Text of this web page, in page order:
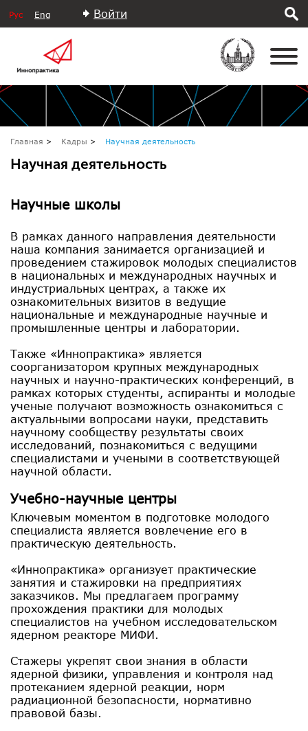
Рус Eng Войти
Главная Кадры Научная деятельность
Научная деятельность
Научные школы
В рамках данного направления деятельности
наша компания занимается организацией и
проведением стажировок молодых специалистов
в национальных и международных научных и
индустриальных центрах, а также их
ознакомительных визитов в ведущие
национальные и международные научные и
промышленные центры и лаборатории.
Также «Иннопрактика» является
соорганизатором крупных международных
научных и научно-практических конференций, в
рамках которых студенты, аспиранты и молодые
ученые получают возможность ознакомиться с
актуальными вопросами науки, представить
научному сообществу результаты своих
исследований, познакомиться с ведущими
специалистами и учеными в соответствующей
научной области.
Учебно-научные центры
Ключевым моментом в подготовке молодого
специалиста является вовлечение его в
практическую деятельность.
«Иннопрактика» организует практические
занятия и стажировки на предприятиях
заказчиков. Мы предлагаем программу
прохождения практики для молодых
специалистов на учебном исследовательском
ядерном реакторе МИФИ.
Стажеры укрепят свои знания в области
ядерной физики, управления и контроля над
протеканием ядерной реакции, норм
радиационной безопасности, нормативно
правовой базы.